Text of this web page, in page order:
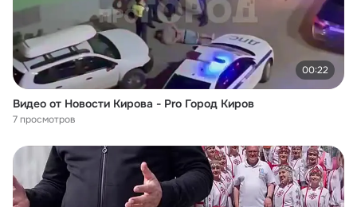
00:22
Видео от Новости Кирова - Pro Город Киров
7 просмотров